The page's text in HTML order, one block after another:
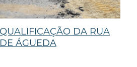
QUALIFICAÇÃO DA RUA
DE ÁGUEDA